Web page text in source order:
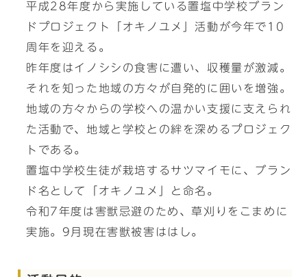
平成28年度から実施している置塩中学校ブラン
ドプロジェクト「オキノユメ」活動が今年で10
周年を迎える。
昨年度はイノシシの食害に遭い、収穫量が激減。
それを知った地域の方々が自発的に囲いを増強。
地域の方々からの学校への温かい支援に支えられ
た活動で、地域と学校との絆を深めるプロジェク
トである。
置塩中学校生徒が栽培するサツマイモに、ブラン
ド名として「オキノユメ」と命名。
令和7年度は害獣忌避のため、草刈りをこまめに
実施。9月現在害獣被害ははし。